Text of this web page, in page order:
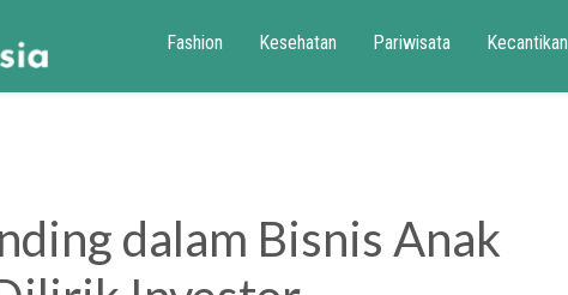
Fashion Kesehatan Pariwisata Kecantikan
dalam Bisnis Anak